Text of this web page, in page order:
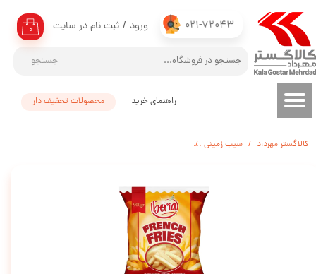
021-72043
جستجو
۰ ورود / ثبت نام در سایت
حساب کاربری من
تغییر گذر واژه
سفارشات
محصولات تحفیف دار راهنمای خرید
کالاگستر مهرداد سیب زمینی